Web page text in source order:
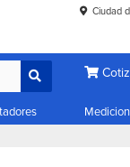
Ciudad
Medicion